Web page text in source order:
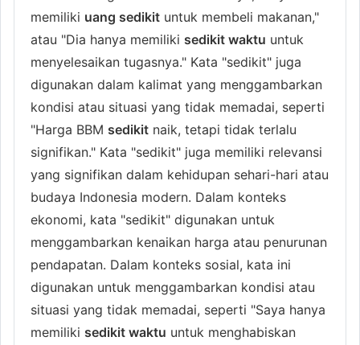
memiliki uang sedikit untuk membeli makanan,"
atau "Dia hanya memiliki sedikit waktu untuk
menyelesaikan tugasnya." Kata "sedikit" juga
digunakan dalam kalimat yang menggambarkan
kondisi atau situasi yang tidak memadai, seperti
"Harga BBM sedikit naik, tetapi tidak terlalu
signifikan." Kata "sedikit" juga memiliki relevansi
yang signifikan dalam kehidupan sehari-hari atau
budaya Indonesia modern. Dalam konteks
ekonomi, kata "sedikit" digunakan untuk
menggambarkan kenaikan harga atau penurunan
pendapatan. Dalam konteks sosial, kata ini
digunakan untuk menggambarkan kondisi atau
situasi yang tidak memadai, seperti "Saya hanya
memiliki sedikit waktu untuk menghabiskan